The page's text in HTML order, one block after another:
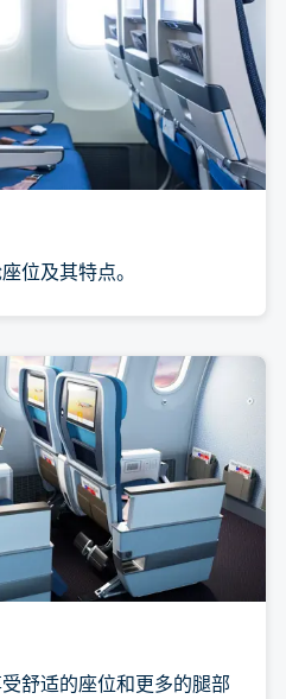
位及其特点。
舒适的座位和更多的腿部